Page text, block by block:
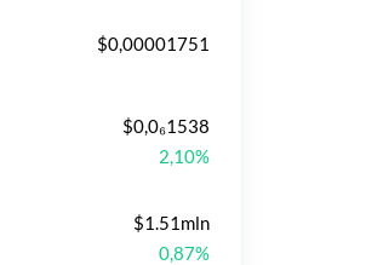
$0,00001751
$0,0₆1538
2,10%
$1.51mln
0,87%